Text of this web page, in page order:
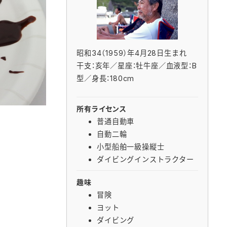
昭和34（1959）年4月28日生まれ
干支：亥年／星座：牡牛座／血液型：B
型／身長：180cm
所有ライセンス
普通自動車
自動二輪
小型船舶一級操縦士
ダイビングインストラクター
趣味
冒険
ヨット
ダイビング